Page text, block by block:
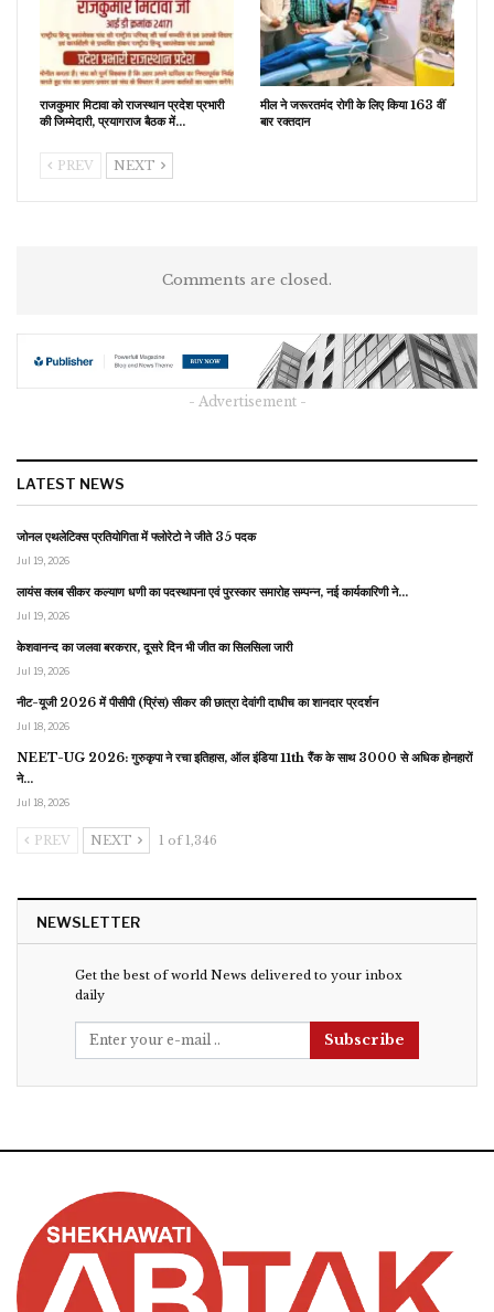
राजकुमार मिटावा को राजस्थान प्रदेश प्रभारी
की जिम्मेदारी, प्रयागराज बैठक में…
मील ने जरूरतमंद रोगी के लिए किया 163 वीं
बार रक्तदान
PREV NEXT
Comments are closed.
- Advertisement -
LATEST NEWS
जोनल एथलेटिक्स प्रतियोगिता में फ्लोरेटो ने जीते 35 पदक
Jul 19, 2026
लायंस क्लब सीकर कल्याण धणी का पदस्थापना एवं पुरस्कार समारोह सम्पन्न, नई कार्यकारिणी ने…
Jul 19, 2026
केशवानन्द का जलवा बरकरार, दूसरे दिन भी जीत का सिलसिला जारी
Jul 19, 2026
नीट-यूजी 2026 में पीसीपी (प्रिंस) सीकर की छात्रा देवांगी दाधीच का शानदार प्रदर्शन
Jul 18, 2026
NEET-UG 2026: गुरुकृपा ने रचा इतिहास, ऑल इंडिया 11th रैंक के साथ 3000 से अधिक होनहारों
ने…
Jul 18, 2026
PREV NEXT 1 of 1,346
NEWSLETTER
Get the best of world News delivered to your inbox
daily
Subscribe